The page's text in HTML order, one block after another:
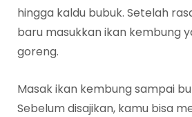
hingga kaldu bubuk. Setelah
baru masukkan ikan kembung
goreng.
Masak ikan kembung sampai
Sebelum disajikan, kamu bisa